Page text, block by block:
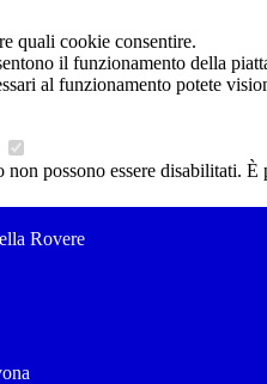
quali cookie consentire.
il funzionamento della
al funzionamento potete
possono essere disabilitati.
Rovere